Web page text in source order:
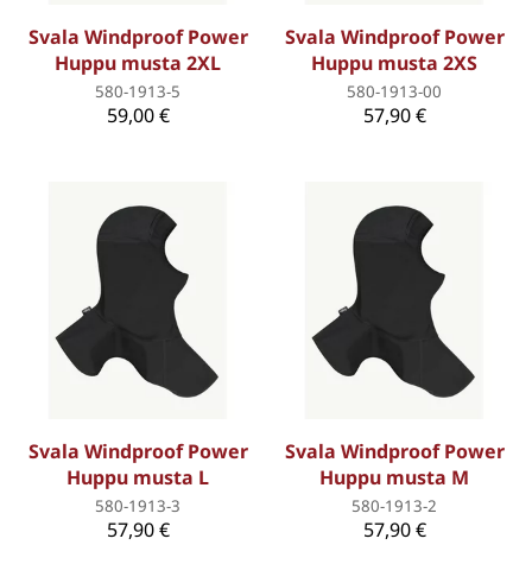
Svala Windproof Power
Huppu musta 2XL
580-1913-5
59,00 €
Svala Windproof Power
Huppu musta 2XS
580-1913-00
57,90 €
Svala Windproof Power
Huppu musta L
580-1913-3
57,90 €
Svala Windproof Power
Huppu musta M
580-1913-2
57,90 €